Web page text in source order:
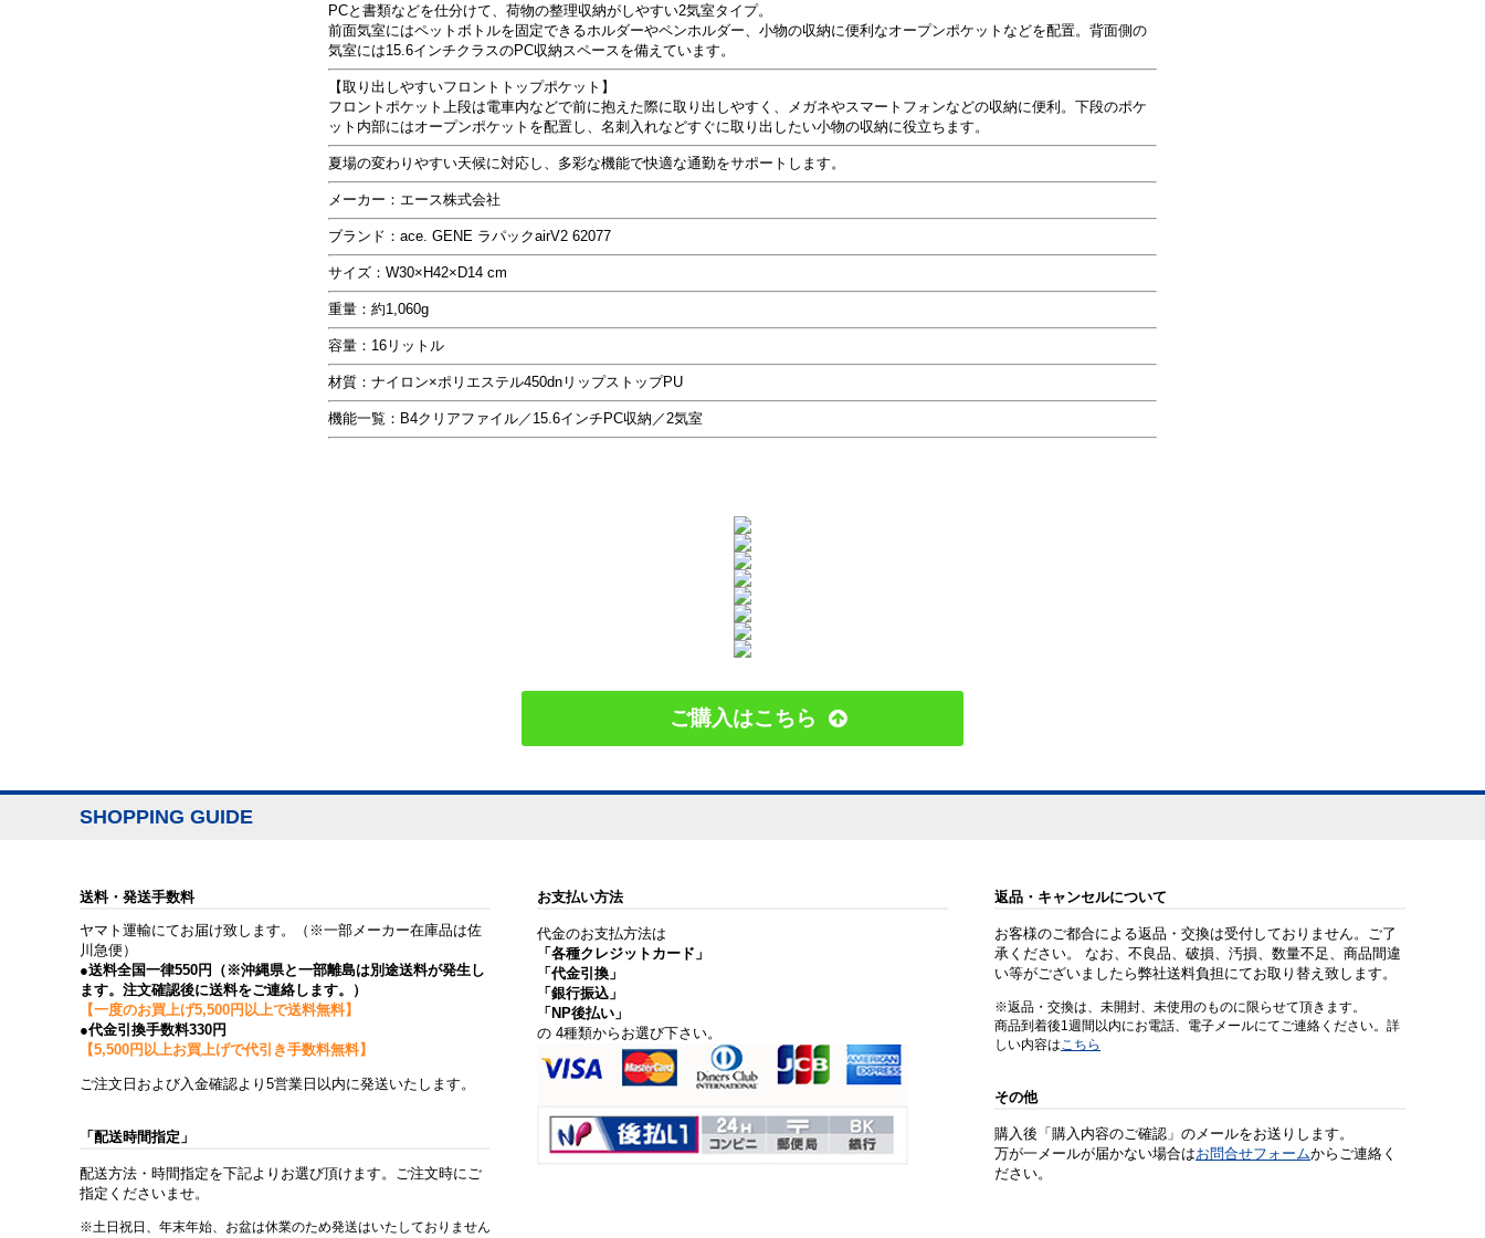
PCと書類などを仕分けて、荷物の整理収納がしやすい2気室タイプ。
前面気室にはペットボトルを固定できるホルダーやペンホルダー、小物の収納に便利なオープンポケットなどを配置。背面側の
気室には15.6インチクラスのPC収納スペースを備えています。
【取り出しやすいフロントトップポケット】
フロントポケット上段は電車内などで前に抱えた際に取り出しやすく、メガネやスマートフォンなどの収納に便利。下段のポケ
ット内部にはオープンポケットを配置し、名刺入れなどすぐに取り出したい小物の収納に役立ちます。
夏場の変わりやすい天候に対応し、多彩な機能で快適な通勤をサポートします。
メーカー：エース株式会社
ブランド：ace. GENE ラパックairV2 62077
サイズ：W30×H42×D14 cm
重量：約1,060g
容量：16リットル
材質：ナイロン×ポリエステル450dnリップストップPU
機能一覧：B4クリアファイル／15.6インチPC収納／2気室
ご購入はこちら
SHOPPING GUIDE
送料・発送手数料
ヤマト運輸にてお届け致します。（※一部メーカー在庫品は佐
川急便）
●送料全国一律550円（※沖縄県と一部離島は別途送料が発生し
ます。注文確認後に送料をご連絡します。）
【一度のお買上げ5,500円以上で送料無料】
●代金引換手数料330円
【5,500円以上お買上げで代引き手数料無料】
ご注文日および入金確認より5営業日以内に発送いたします。
「配送時間指定」
配送方法・時間指定を下記よりお選び頂けます。ご注文時にご
指定くださいませ。
※土日祝日、年末年始、お盆は休業のため発送はいたしておりません
お支払い方法
代金のお支払方法は
「各種クレジットカード」
「代金引換」
「銀行振込」
「NP後払い」
の 4種類からお選び下さい。
返品・キャンセルについて
お客様のご都合による返品・交換は受付しておりません。ご了
承ください。 なお、不良品、破損、汚損、数量不足、商品間違
い等がございましたら弊社送料負担にてお取り替え致します。
※返品・交換は、未開封、未使用のものに限らせて頂きます。
商品到着後1週間以内にお電話、電子メールにてご連絡ください。詳
しい内容はこちら
その他
購入後「購入内容のご確認」のメールをお送りします。
万が一メールが届かない場合はお問合せフォームからご連絡く
ださい。